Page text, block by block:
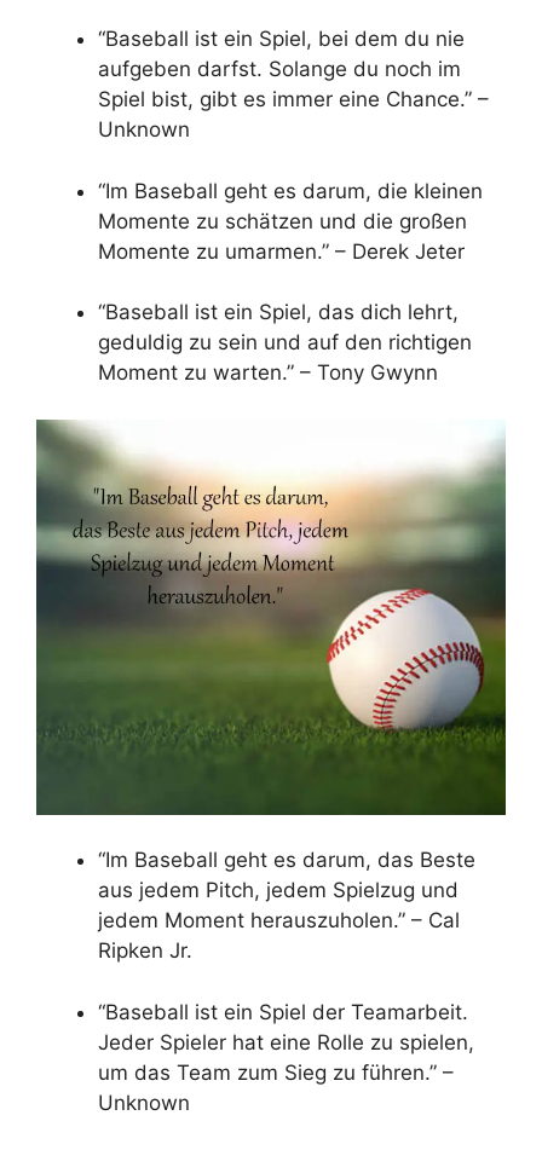
“Baseball ist ein Spiel, bei dem du nie
aufgeben darfst. Solange du noch im
Spiel bist, gibt es immer eine Chance.” –
Unknown
“Im Baseball geht es darum, die kleinen
Momente zu schätzen und die großen
Momente zu umarmen.” – Derek Jeter
“Baseball ist ein Spiel, das dich lehrt,
geduldig zu sein und auf den richtigen
Moment zu warten.” – Tony Gwynn
“Im Baseball geht es darum, das Beste
aus jedem Pitch, jedem Spielzug und
jedem Moment herauszuholen.” – Cal
Ripken Jr.
“Baseball ist ein Spiel der Teamarbeit.
Jeder Spieler hat eine Rolle zu spielen,
um das Team zum Sieg zu führen.” –
Unknown